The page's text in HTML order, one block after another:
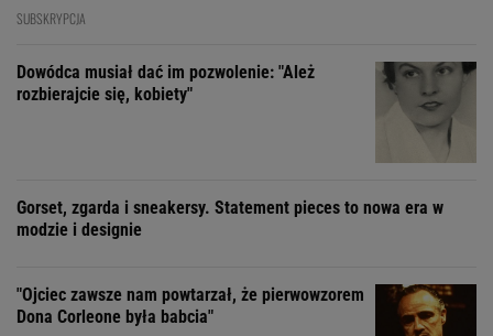
SUBSKRYPCJA
Dowódca musiał dać im pozwolenie: "Ależ
rozbierajcie się, kobiety"
Gorset, zgarda i sneakersy. Statement pieces to nowa era w
modzie i designie
"Ojciec zawsze nam powtarzał, że pierwowzorem
Dona Corleone była babcia"